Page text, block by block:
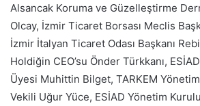
Alsancak Koruma ve Güzelleştirme
Olcay, İzmir Ticaret Borsası Meclis
İzmir İtalyan Ticaret Odası Başkanı
Holdiğin CEO’su Önder Türkkanı,
Üyesi Muhittin Bilget, TARKEM
Vekili Uğur Yüce, ESİAD Yönetim